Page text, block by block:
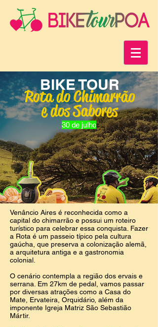
BIKE TOUR
Rota do Chimarrão
e dos Sabores
30 de julho
Venâncio Aires é reconhecida como a
capital do chimarrão e possui um roteiro
turístico para celebrar essa conquista. Fazer
a Rota é um passeio típico pela cultura
gaúcha, que preserva a colonização alemã,
a arquitetura antiga e a gastronomia
colonial.
O cenário contempla a região dos ervais e
serrana. Em 27km de pedal, vamos passar
por diversas atrações como a Casa do
Mate, Ervateira, Orquidário, além da
imponente Igreja Matriz São Sebastião
Mártir.